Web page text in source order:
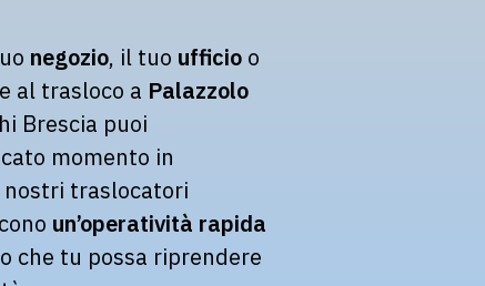
negozio, il tuo ufficio o
al trasloco a Palazzolo
Brescia puoi
momento in
traslocatori
un’operatività rapida
che tu possa riprendere